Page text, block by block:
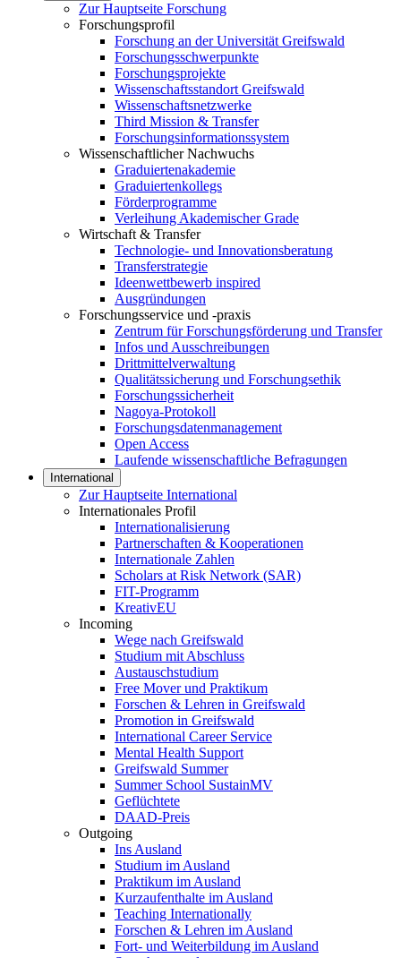
Zur Hauptseite Forschung
Forschungsprofil
Forschung an der Universität Greifswald
Forschungsschwerpunkte
Forschungsprojekte
Wissenschaftsstandort Greifswald
Wissenschaftsnetzwerke
Third Mission & Transfer
Forschungsinformationssystem
Wissenschaftlicher Nachwuchs
Graduiertenakademie
Graduiertenkollegs
Förderprogramme
Verleihung Akademischer Grade
Wirtschaft & Transfer
Technologie- und Innovationsberatung
Transferstrategie
Ideenwettbewerb inspired
Ausgründungen
Forschungsservice und -praxis
Zentrum für Forschungsförderung und Transfer
Infos und Ausschreibungen
Drittmittelverwaltung
Qualitätssicherung und Forschungsethik
Forschungssicherheit
Nagoya-Protokoll
Forschungsdatenmanagement
Open Access
Laufende wissenschaftliche Befragungen
International
Zur Hauptseite International
Internationales Profil
Internationalisierung
Partnerschaften & Kooperationen
Internationale Zahlen
Scholars at Risk Network (SAR)
FIT-Programm
KreativEU
Incoming
Wege nach Greifswald
Studium mit Abschluss
Austauschstudium
Free Mover und Praktikum
Forschen & Lehren in Greifswald
Promotion in Greifswald
International Career Service
Mental Health Support
Greifswald Summer
Summer School SustainMV
Geflüchtete
DAAD-Preis
Outgoing
Ins Ausland
Studium im Ausland
Praktikum im Ausland
Kurzaufenthalte im Ausland
Teaching Internationally
Forschen & Lehren im Ausland
Fort- und Weiterbildung im Ausland